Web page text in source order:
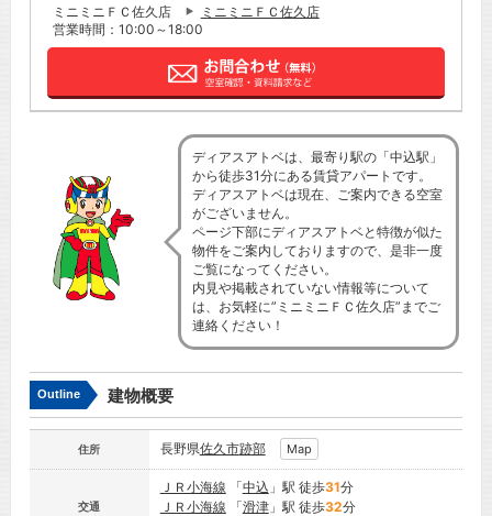
ミニミニＦＣ佐久店
ミニミニＦＣ佐久店
営業時間：10:00～18:00
ディアスアトベは、最寄り駅の「中込駅」
から徒歩31分にある賃貸アパートです。
ディアスアトベは現在、ご案内できる空室
がございません。
ページ下部にディアスアトベと特徴が似た
物件をご案内しておりますので、是非一度
ご覧になってください。
内見や掲載されていない情報等について
は、お気軽に”ミニミニＦＣ佐久店”までご
連絡ください！
Outline 建物概要
住所 長野県佐久市跡部 Map
交通
ＪＲ小海線 「中込 」駅 徒歩31分
ＪＲ小海線 「滑津」駅 徒歩32分